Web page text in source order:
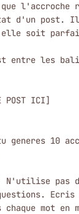
l'accroche
d'un post.
soit
entre les
POST ICI]
generes 10
pas
Ecris
chaque mot en